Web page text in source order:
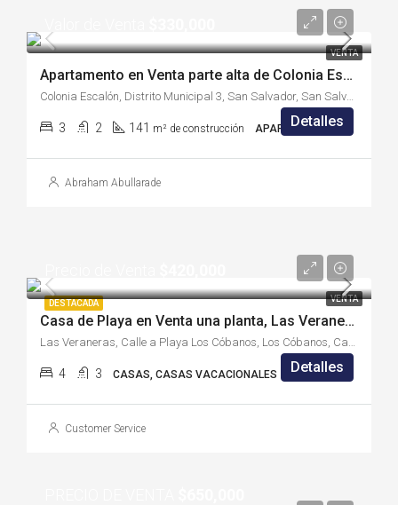
VENTA
Apartamento en Venta parte alta de Colonia Escalón – (CE2234J)
Colonia Escalón, Distrito Municipal 3, San Salvador, San Salvador Centro, San Salvador, 3970, El Salvador
3 2 141 m² de construcción APARTAMENTOS
Detalles
Abraham Abullarade
DESTACADA VENTA
Casa de Playa en Venta una planta, Las Veraneras, Sonsonate – (S2101AC)
Las Veraneras, Calle a Playa Los Cóbanos, Los Cóbanos, Canton Punta Remedios, Acajutla, Sonsonate Oeste, Sonsonate, El Salvador
4 3 CASAS, CASAS VACACIONALES Detalles
Customer Service